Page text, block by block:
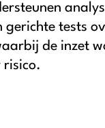
gerichte tests
de inzet
risico.